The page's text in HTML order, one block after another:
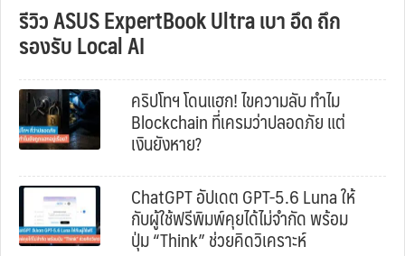
รีวิว ASUS ExpertBook Ultra เบา อึด ถึก
รองรับ Local AI
คริปโทฯ โดนแฮก! ไขความลับ ทำไม
Blockchain ที่เครมว่าปลอดภัย แต่
เงินยังหาย?
ChatGPT อัปเดต GPT-5.6 Luna ให้
กับผู้ใช้ฟรีพิมพ์คุยได้ไม่จำกัด พร้อม
ปุ่ม “Think” ช่วยคิดวิเคราะห์